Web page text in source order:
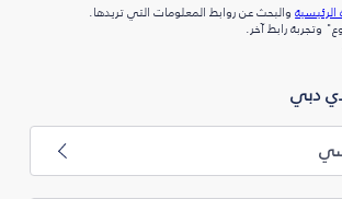
والبحث عن روابط المعلومات التي تريدها.
وتجربة رابط آخر.
دبي